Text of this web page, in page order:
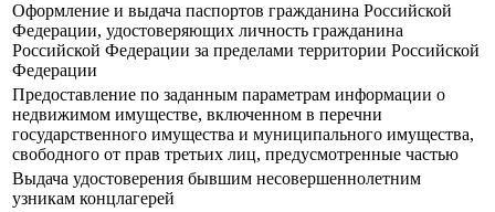
Оформление и выдача паспортов гражданина Российской
Федерации, удостоверяющих личность гражданина
Российской Федерации за пределами территории Российской
Федерации
Предоставление по заданным параметрам информации о
недвижимом имуществе, включенном в перечни
государственного имущества и муниципального имущества,
свободного от прав третьих лиц, предусмотренные частью
Выдача удостоверения бывшим несовершеннолетним
узникам концлагерей